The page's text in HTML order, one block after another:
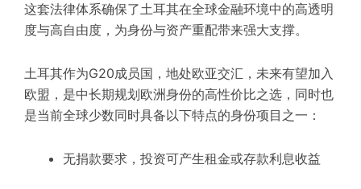
这套法律体系确保了土耳其在全球金融环境中的高透明
度与高自由度，为身份与资产重配带来强大支撑。
土耳其作为G20成员国，地处欧亚交汇，未来有望加入
欧盟，是中长期规划欧洲身份的高性价比之选，同时也
是当前全球少数同时具备以下特点的身份项目之一：
无捐款要求，投资可产生租金或存款利息收益